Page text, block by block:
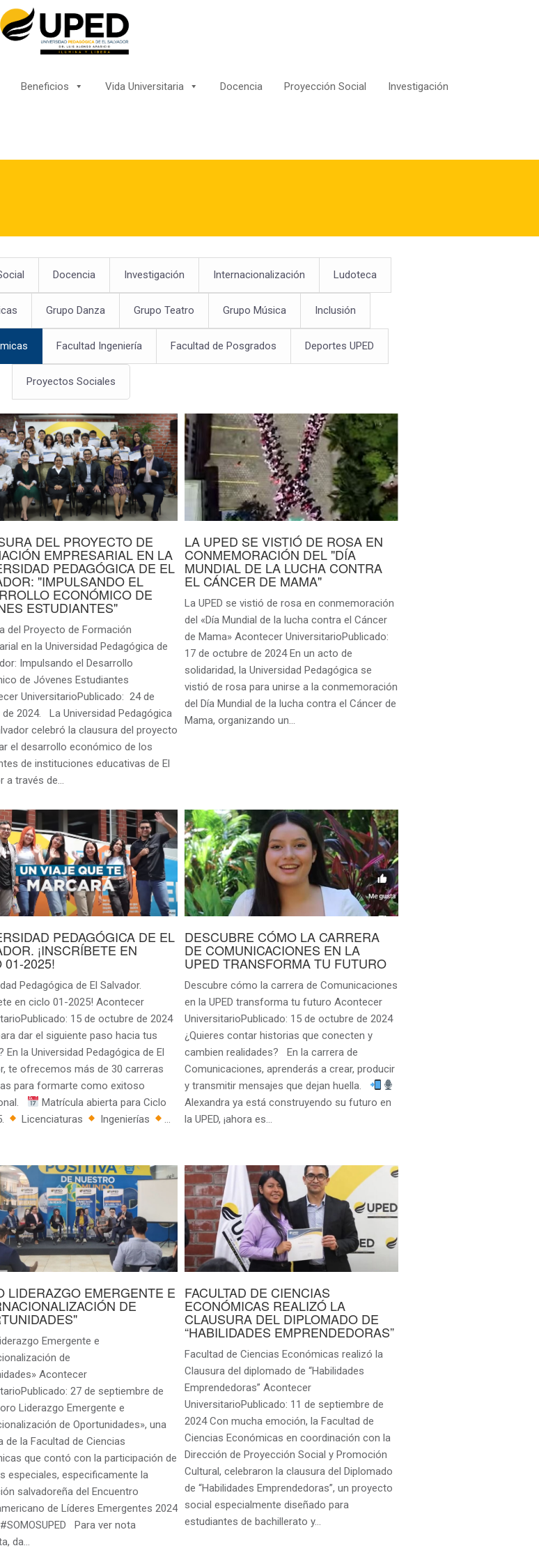
Beneficios Vida Universitaria Docencia Proyección Social Investigación
Docencia Investigación Internacionalización Ludoteca
Grupo Danza Grupo Teatro Grupo Música Inclusión
Facultad Ingeniería Facultad de Posgrados Deportes UPED
Proyectos Sociales
DEL PROYECTO DE
EMPRESARIAL EN LA
PEDAGÓGICA DE EL
"IMPULSANDO EL
ECONÓMICO DE
ESTUDIANTES"
del Proyecto de Formación
en la Universidad Pedagógica de
Impulsando el Desarrollo
de Jóvenes Estudiantes
UniversitarioPublicado: 24 de
2024. La Universidad Pedagógica
celebró la clausura del proyecto
el desarrollo económico de los
de instituciones educativas de El
a través de…
LA UPED SE VISTIÓ DE ROSA EN
CONMEMORACIÓN DEL "DÍA
MUNDIAL DE LA LUCHA CONTRA
EL CÁNCER DE MAMA"
La UPED se vistió de rosa en conmemoración
del «Día Mundial de la lucha contra el Cáncer
de Mama» Acontecer UniversitarioPublicado:
17 de octubre de 2024 En un acto de
solidaridad, la Universidad Pedagógica se
vistió de rosa para unirse a la conmemoración
del Día Mundial de la lucha contra el Cáncer de
Mama, organizando un…
PEDAGÓGICA DE EL
¡INSCRÍBETE EN
01-2025!
Pedagógica de El Salvador.
en ciclo 01-2025! Acontecer
15 de octubre de 2024
dar el siguiente paso hacia tus
En la Universidad Pedagógica de El
te ofrecemos más de 30 carreras
para formarte como exitoso
Matrícula abierta para Ciclo
Licenciaturas Ingenierías …
DESCUBRE CÓMO LA CARRERA
DE COMUNICACIONES EN LA
UPED TRANSFORMA TU FUTURO
Descubre cómo la carrera de Comunicaciones
en la UPED transforma tu futuro Acontecer
UniversitarioPublicado: 15 de octubre de 2024
¿Quieres contar historias que conecten y
cambien realidades? En la carrera de
Comunicaciones, aprenderás a crear, producir
y transmitir mensajes que dejan huella.
Alexandra ya está construyendo su futuro en
la UPED, ¡ahora es…
LIDERAZGO EMERGENTE E
DE
Emergente e
de
Acontecer
27 de septiembre de
Liderazgo Emergente e
de Oportunidades», una
de la Facultad de Ciencias
que contó con la participación de
especiales, especificamente la
salvadoreña del Encuentro
de Líderes Emergentes 2024
Para ver nota
da…
FACULTAD DE CIENCIAS
ECONÓMICAS REALIZÓ LA
CLAUSURA DEL DIPLOMADO DE
“HABILIDADES EMPRENDEDORAS”
Facultad de Ciencias Económicas realizó la
Clausura del diplomado de “Habilidades
Emprendedoras” Acontecer
UniversitarioPublicado: 11 de septiembre de
2024 Con mucha emoción, la Facultad de
Ciencias Económicas en coordinación con la
Dirección de Proyección Social y Promoción
Cultural, celebraron la clausura del Diplomado
de “Habilidades Emprendedoras”, un proyecto
social especialmente diseñado para
estudiantes de bachillerato y…